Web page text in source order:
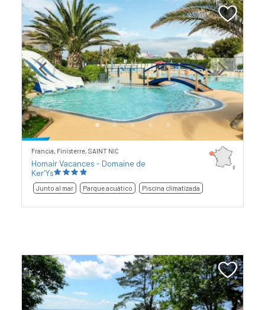
Previous Next
Francia, Finisterre, SAINT NIC
Homair Vacances - Domaine de
Ker'Ys
Junto al mar Parque acuático Piscina climatizada